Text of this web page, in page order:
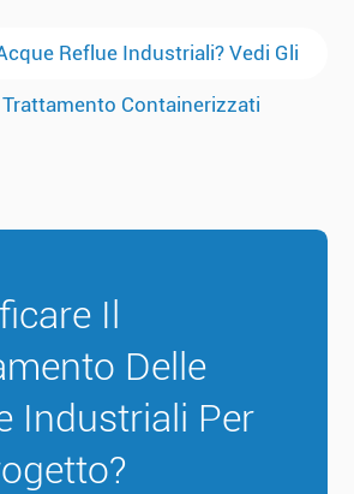
Reflue Industriali? Vedi Gli
Containerizzati
Il
Delle
Industriali Per